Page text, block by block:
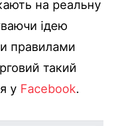
на реальну
ідею
правилами
такий
у Facebook.